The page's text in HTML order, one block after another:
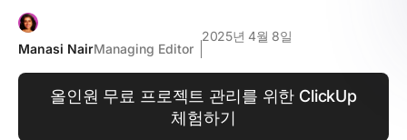
Manasi NairManaging Editor
2025년 4월 8일
올인원 무료 프로젝트 관리를 위한 ClickUp
체험하기